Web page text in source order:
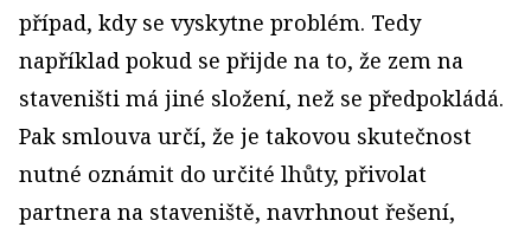
případ, kdy se vyskytne problém. Tedy
například pokud se přijde na to, že zem na
staveništi má jiné složení, než se předpokládá.
Pak smlouva určí, že je takovou skutečnost
nutné oznámit do určité lhůty, přivolat
partnera na staveniště, navrhnout řešení,